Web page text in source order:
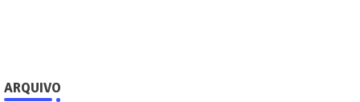
ARQUIVO